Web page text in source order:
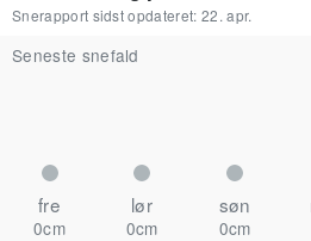
Snerapport sidst opdateret: 22. apr.
Seneste snefald
fre lør søn
0cm 0cm 0cm